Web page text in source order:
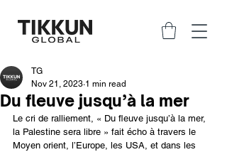
Du fleuve jusqu’à la mer
TG
Nov 21, 2023 1 min read
Le cri de ralliement, « Du fleuve jusqu’à la mer,
la Palestine sera libre » fait écho à travers le
Moyen orient, l’Europe, les USA, et dans les